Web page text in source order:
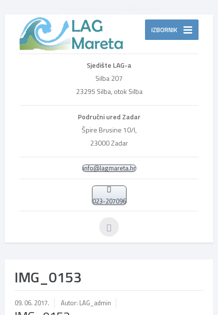
IZBORNIK
Sjedište LAG-a
Silba 207
23295 Silba, otok Silba
Područni ured Zadar
Špire Brusine 10/I,
23000 Zadar
info@lagmareta.hr
023-207096
IMG_0153
09. 06. 2017. Autor: LAG_admin